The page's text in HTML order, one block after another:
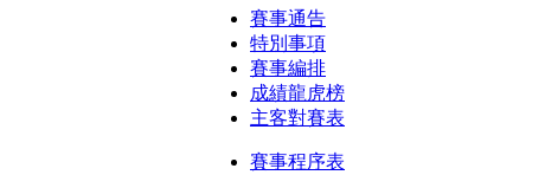
賽事通告
特別事項
賽事編排
成績龍虎榜
主客對賽表
賽事程序表